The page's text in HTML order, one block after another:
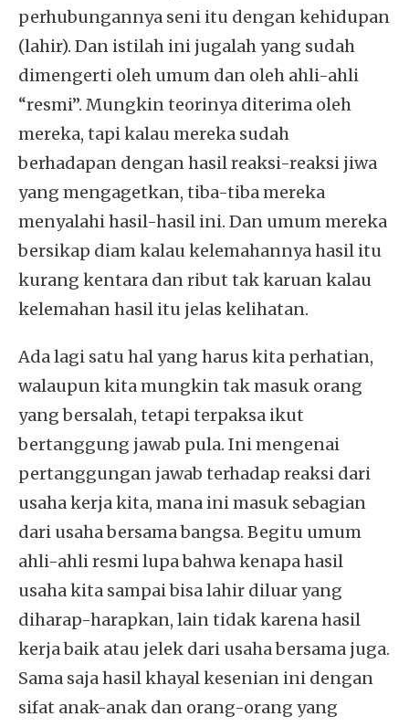
perhubungannya seni itu dengan kehidupan
(lahir). Dan istilah ini jugalah yang sudah
dimengerti oleh umum dan oleh ahli-ahli
“resmi”. Mungkin teorinya diterima oleh
mereka, tapi kalau mereka sudah
berhadapan dengan hasil reaksi-reaksi jiwa
yang mengagetkan, tiba-tiba mereka
menyalahi hasil-hasil ini. Dan umum mereka
bersikap diam kalau kelemahannya hasil itu
kurang kentara dan ribut tak karuan kalau
kelemahan hasil itu jelas kelihatan.
Ada lagi satu hal yang harus kita perhatian,
walaupun kita mungkin tak masuk orang
yang bersalah, tetapi terpaksa ikut
bertanggung jawab pula. Ini mengenai
pertanggungan jawab terhadap reaksi dari
usaha kerja kita, mana ini masuk sebagian
dari usaha bersama bangsa. Begitu umum
ahli-ahli resmi lupa bahwa kenapa hasil
usaha kita sampai bisa lahir diluar yang
diharap-harapkan, lain tidak karena hasil
kerja baik atau jelek dari usaha bersama juga.
Sama saja hasil khayal kesenian ini dengan
sifat anak-anak dan orang-orang yang